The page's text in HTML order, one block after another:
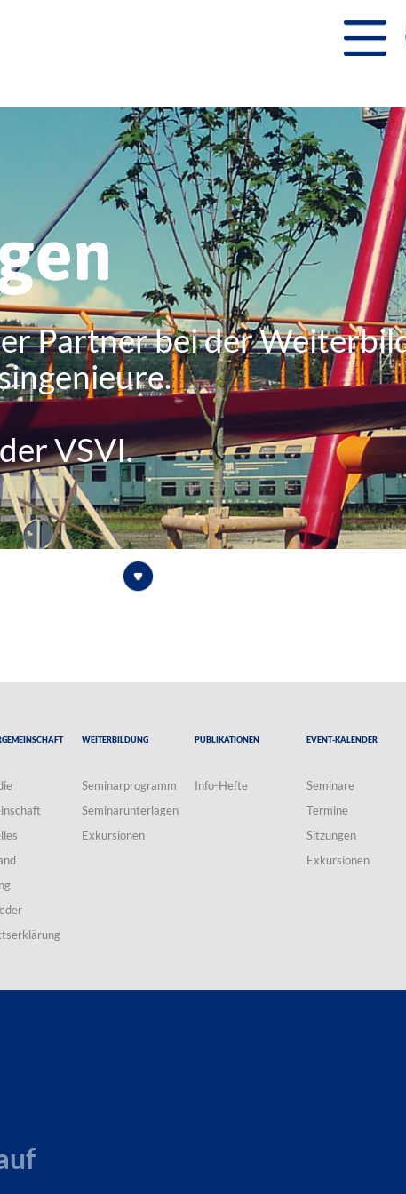
Partner bei der
VSVI.
Weiterbildung
Seminarprogramm
Seminarunterlagen
Exkursionen
Publikationen
Info-Hefte
Event-Kalender
Seminare
Termine
Sitzungen
Exkursionen